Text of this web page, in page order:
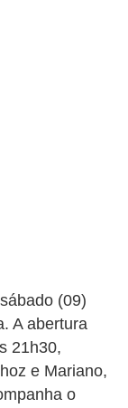
(09)
A abertura
21h30,
e Mariano,
o